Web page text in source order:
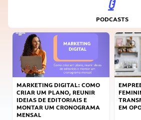
PODCASTS
MARKETING DIGITAL: COMO
CRIAR UM PLANO, REUNIR
IDEIAS DE EDITORIAIS E
MONTAR UM CRONOGRAMA
MENSAL
EM